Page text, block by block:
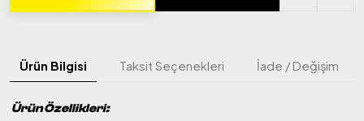
Ürün Bilgisi Taksit Seçenekleri İade / Değişim
Ürün Özellikleri: